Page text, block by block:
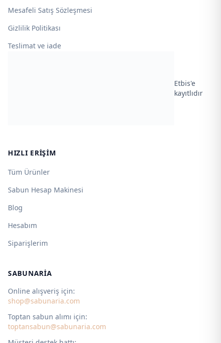
Mesafeli Satış Sözleşmesi
Gizlilik Politikası
Teslimat ve iade
Etbis'e
kayıtlıdır
HIZLI ERIŞIM
Tüm Ürünler
Sabun Hesap Makinesi
Blog
Hesabım
Siparişlerim
SABUNARIA
Online alışveriş için:
shop@sabunaria.com
Toptan sabun alımı için:
toptansabun@sabunaria.com